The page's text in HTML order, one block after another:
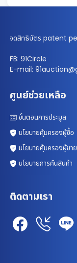
จดสิทธิบัตร patent
FB: 91Circle
E-mail:
ศูนย์ช่วยเหลือ
ขั้นตอนการประมูล
นโยบายคุ้มครองผู้ซื้อ
นโยบายคุ้มครองผู้ขาย
นโยบายการคืนสินค้า
ติดตามเรา